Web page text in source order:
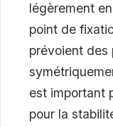
légèrement
point de
prévoient des
est important
pour la